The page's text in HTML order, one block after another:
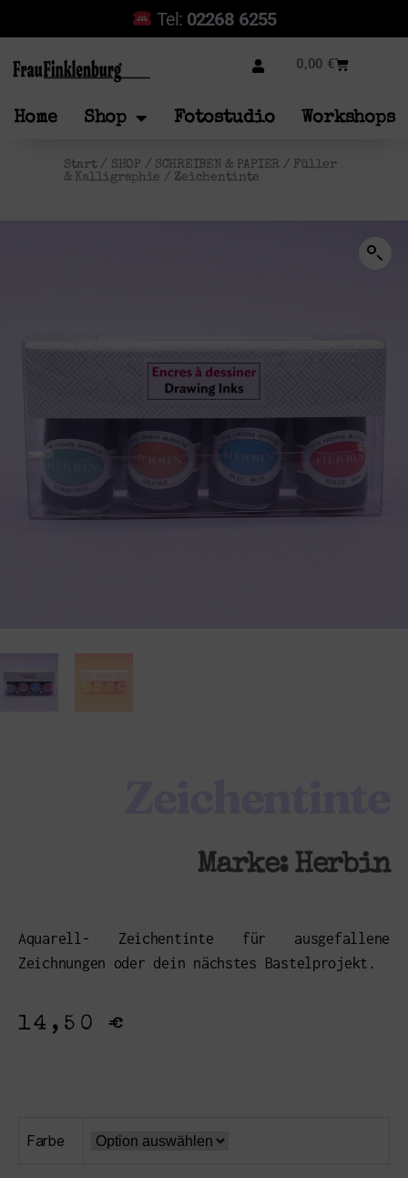
Tel: 02268 6255
0,00 €
Home Shop Fotostudio Workshops
Start/ SHOP / SCHREIBEN & PAPIER / Füller
& Kalligraphie / Zeichentinte
Marke: Herbin
Aquarell- Zeichentinte für ausgefallene
Zeichnungen oder dein nächstes Bastelprojekt.
14,50 €
Farbe